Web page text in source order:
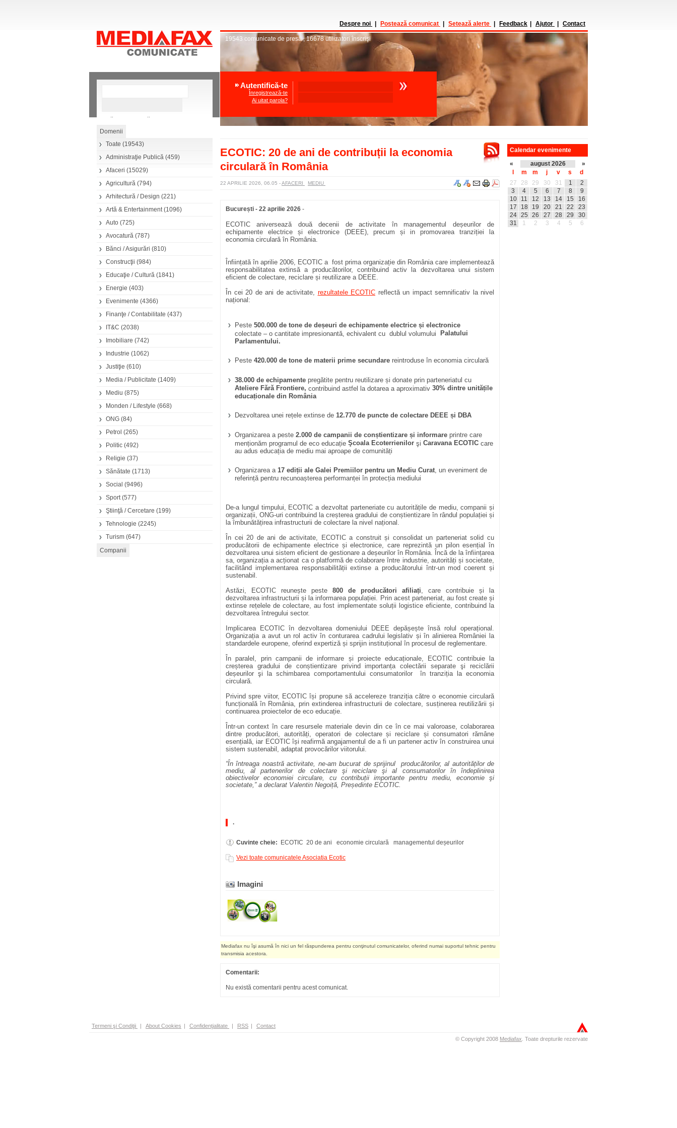
Căutare avansată
Toate (19543)
Administraţie Publică (459)
Afaceri (15029)
Agricultură (794)
Arhitectură / Design (221)
Artă & Entertainment(1096)
Auto (725)
Avocatură (787)
Bănci / Asigurări (810)
Construcţii (984)
Educaţie / Cultură (1841)
Energie (403)
Evenimente (4366)
Finanţe / Contabilitate (437)
IT&C (2038)
Imobiliare (742)
Industrie (1062)
Justiţie (610)
Media / Publicitate (1409)
Mediu (875)
Monden / Lifestyle (668)
ONG (84)
Petrol (265)
Politic (492)
Religie (37)
Sănătate (1713)
Social (9496)
Sport(577)
Ştiinţă / Cercetare (199)
Tehnologie (2245)
Turism (647)
Despre noi Postează comunicat Setează alerte Feedback Ajutor Contact
19543 comunicate de presă,16678 utilizatori înscrişi
Autentifică-te
Înregistrează-te
Ai uitat parola?
ECOTIC: 20 de ani de contribuții la economia
circulară în România
22 APRILIE 2026, 06.05 -AFACERI MEDIU
București - 22 aprilie 2026 -
ECOTIC aniversează două decenii de activitate în managementul deșeurilor de
echipamente electrice și electronice (DEEE), precum și in promovarea tranziției la
economia circularǎ în România.
Înființată în aprilie 2006, ECOTIC a fost prima organizație din România care implementează
responsabilitatea extinsă a producătorilor, contribuind activ la dezvoltarea unui sistem
eficient de colectare, reciclare și reutilizare a DEEE.
În cei 20 de ani de activitate, rezultatele ECOTIC reflectă un impact semnificativ la nivel
național:
Peste 500.000 de tone de deșeuri de echipamente electrice și electronice
colectate – o cantitate impresionantă, echivalent cu dublul volumului Palatului
Parlamentului.
Peste 420.000 de tone de materii prime secundare reintroduse în economia circulară
38.000 de echipamente pregătite pentru reutilizare și donate prin parteneriatul cu
Ateliere Fǎrǎ Frontiere, contribuind astfel la dotarea a aproximativ 30% dintre unitățile
educaționale din România
Dezvoltarea unei rețele extinse de 12.770 de puncte de colectare DEEE și DBA
Organizarea a peste 2.000 de campanii de conștientizare și informare printre care
menționăm programul de eco educație Şcoala Ecoterrienilor şi Caravana ECOTIC care
au adus educația de mediu mai aproape de comunități
Organizarea a 17 ediții ale Galei Premiilor pentru un Mediu Curat, un eveniment de
referință pentru recunoașterea performanței în protecția mediului
De-a lungul timpului, ECOTIC a dezvoltat parteneriate cu autoritățile de mediu, companii și
organizații, ONG-uri contribuind la creșterea gradului de conștientizare în rândul populației și
la îmbunătățirea infrastructurii de colectare la nivel național.
În cei 20 de ani de activitate, ECOTIC a construit și consolidat un parteneriat solid cu
producătorii de echipamente electrice și electronice, care reprezintă un pilon esențial în
dezvoltarea unui sistem eficient de gestionare a deșeurilor în România. Încă de la înființarea
sa, organizația a acționat ca o platformă de colaborare între industrie, autorități și societate,
facilitând implementarea responsabilității extinse a producătorului într-un mod coerent și
sustenabil.
Astăzi, ECOTIC reunește peste 800 de producători afiliați, care contribuie și la
dezvoltarea infrastructurii și la informarea populației. Prin acest parteneriat, au fost create și
extinse rețelele de colectare, au fost implementate soluții logistice eficiente, contribuind la
dezvoltarea întregului sector.
Implicarea ECOTIC în dezvoltarea domeniului DEEE depășește însă rolul operațional.
Organizația a avut un rol activ în conturarea cadrului legislativ și în alinierea României la
standardele europene, oferind expertiză și sprijin instituțional în procesul de reglementare.
În paralel, prin campanii de informare și proiecte educaționale, ECOTIC contribuie la
creșterea gradului de conștientizare privind importanța colectării separate şi reciclării
deșeurilor şi la schimbarea comportamentului consumatorilor în tranziția la economia
circulară.
Privind spre viitor, ECOTIC își propune să accelereze tranziția către o economie circulară
funcțională în România, prin extinderea infrastructurii de colectare, susținerea reutilizării și
continuarea proiectelor de eco educație.
Într-un context în care resursele materiale devin din ce în ce mai valoroase, colaborarea
dintre producători, autorități, operatori de colectare și reciclare și consumatori rămâne
esențială, iar ECOTIC își reafirmă angajamentul de a fi un partener activ în construirea unui
sistem sustenabil, adaptat provocărilor viitorului.
“În întreaga noastră activitate, ne-am bucurat de sprijinul producătorilor, al autorităților de
mediu, al partenerilor de colectare şi reciclare şi al consumatorilor în îndeplinirea
obiectivelor economiei circulare, cu contribuții importante pentru mediu, economie şi
societate,” a declarat Valentin Negoiță, Președinte ECOTIC.
.
Cuvinte cheie: ECOTIC 20 de ani economie circulară managementul deșeurilor
Vezi toate comunicatele Asociatia Ecotic
Imagini
Mediafax nu îşi asumă în nici un fel răspunderea pentru conţinutul comunicatelor, oferind numai suportul tehnic pentru
transmisia acestora.
Comentarii:
Nu există comentarii pentru acest comunicat.
Calendar evenimente
«
august 2026
»
m m j v s
d
27
28 29 30 31 1
2
3
4 5 6 7 8
9
10
11 12 13 14 15
16
17
18 19 20 21 22
23
24
25 26 27 28 29
30
31
1 2 3 4 5 6
Termeni şi Condiţii | About Cookies | Confidenţialitate | RSS | Contact
© Copyright 2008 Mediafax Toate drepturile rezervate